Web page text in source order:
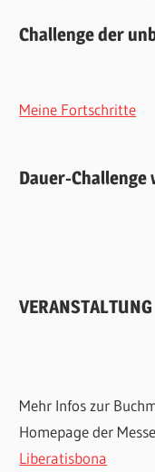
Challenge der
Meine Fortschritte
Dauer-Challenge
VERANSTALTUNG
Mehr Infos zur
Homepage der
Liberatisbona